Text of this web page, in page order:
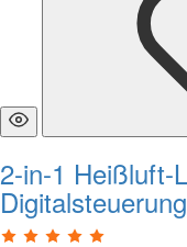
2-in-1 Heißluft-
Digitalsteuerung